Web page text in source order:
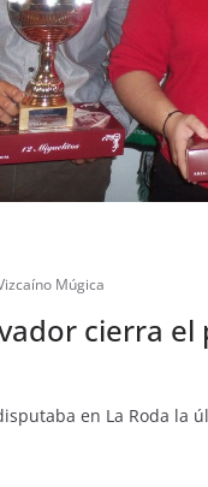
Múgica
cierra
en La Roda